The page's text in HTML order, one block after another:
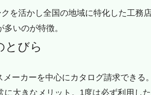
を活かし全国の地域に特化した工務
いのが特徴。
とびら
ーカーを中心にカタログ請求できる
大きなメリット。1度は必ず利用した